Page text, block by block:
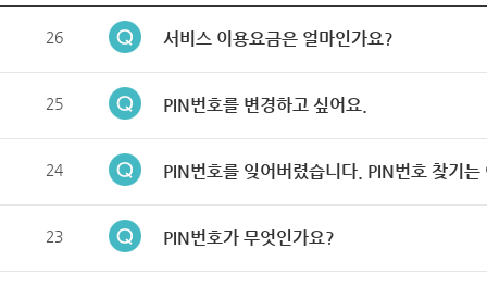
26 서비스 이용요금은 얼마인가요?
25 PIN번호를 변경하고 싶어요.
24 PIN번호를 잊어버렸습니다. PIN번호 찾기는
23 PIN번호가 무엇인가요?